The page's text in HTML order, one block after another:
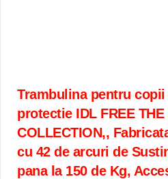
Trambulina pentru copii
protectie IDL FREE THE
COLLECTION,,
cu 42 de arcuri de
pana la 150 de Kg,